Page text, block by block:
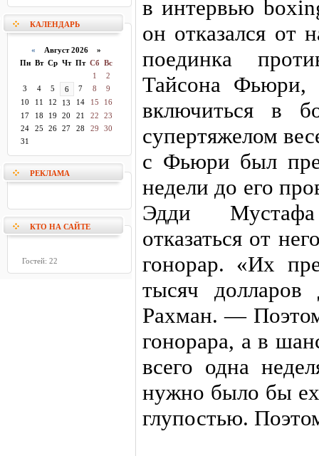
КАЛЕНДАРЬ
« Август 2026 »
Пн Вт Ср Чт Пт Сб Вс
1
2
3
4 5 6 7 8
9
10
11 12 13 14 15
16
17
18 19 20 21 22
23
24
25 26 27 28 29
30
31
РЕКЛАМА
КТО НА САЙТЕ
Гостей: 22
в интервью
он отказался от
поединка
Тайсона Фьюри,
включиться в
супертяжелом
с Фьюри был
недели до его
Эдди
отказаться от
гонорар. «Их
тысяч
Рахман. —
гонорара, а в
всего одна
нужно было бы
глупостью.